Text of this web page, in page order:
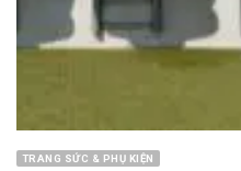
TRANG SỨC & PHỤ KIỆN